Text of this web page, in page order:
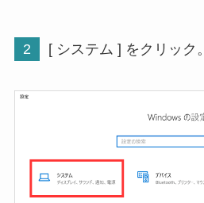
2 [ システム ] をクリック。